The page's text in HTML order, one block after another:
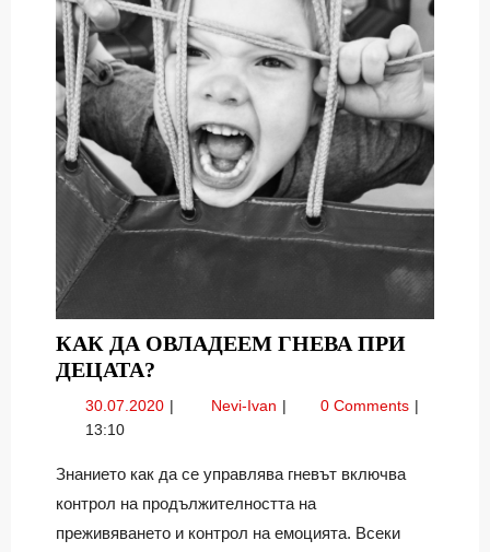
КАК ДА ОВЛАДЕЕМ ГНЕВА ПРИ
ДЕЦАТА?
ДА
ОВЛАДЕЕМ
ПРИ
ДЕЦАТА?
30.07.2020 30.07.2020Nevi-Ivan Как
гнева
0 Comments
13:10
Знанието как да се управлява гневът включва
контрол на продължителността на
преживяването и контрол на емоцията. Всеки